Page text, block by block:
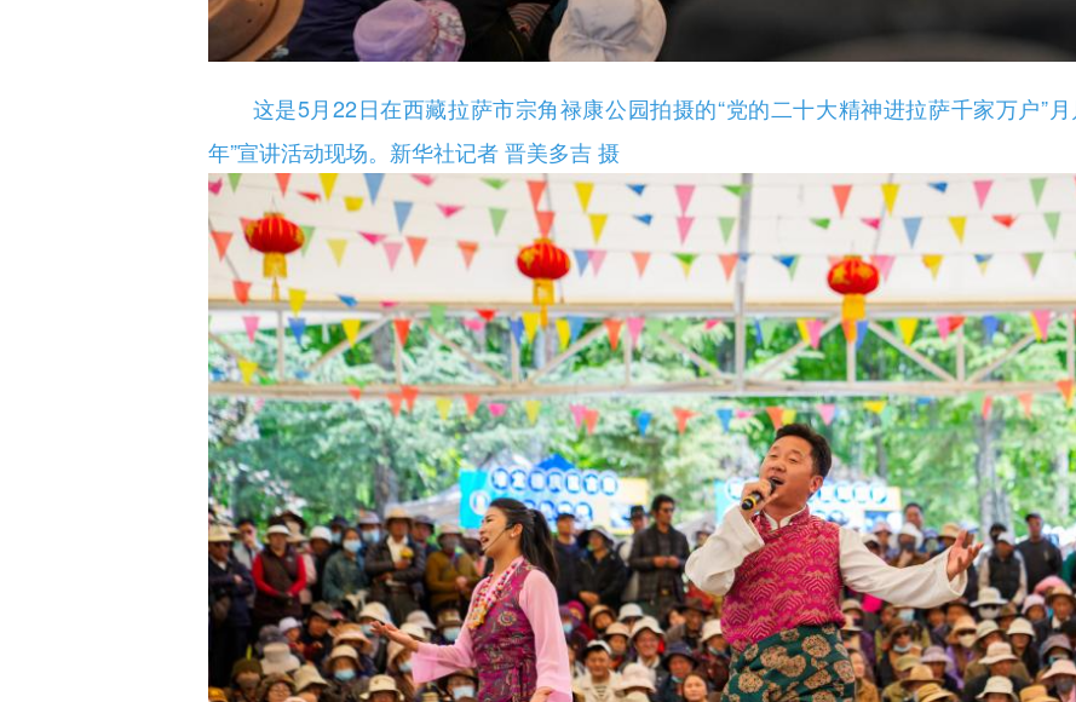
这是5月22日在西藏拉萨市宗角禄康公园拍摄的“党的二十大精神进拉萨千家万户”月
年”宣讲活动现场。新华社记者 晋美多吉 摄